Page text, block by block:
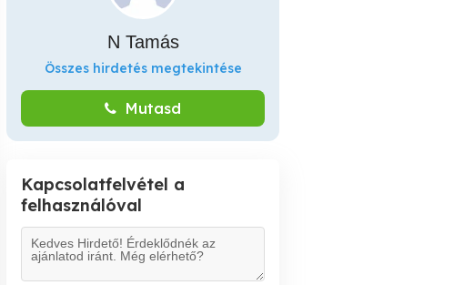
N Tamás
Összes hirdetés megtekintése
Mutasd
Kapcsolatfelvétel a
felhasználóval